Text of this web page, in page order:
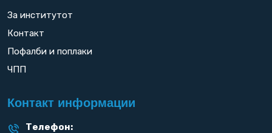
За институтот
Контакт
Пофалби и поплаки
ЧПП
Контакт информации
Телефон: